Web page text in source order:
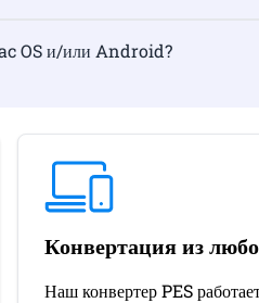
OS и/или Android?
Конвертация из
Наш конвертер PES